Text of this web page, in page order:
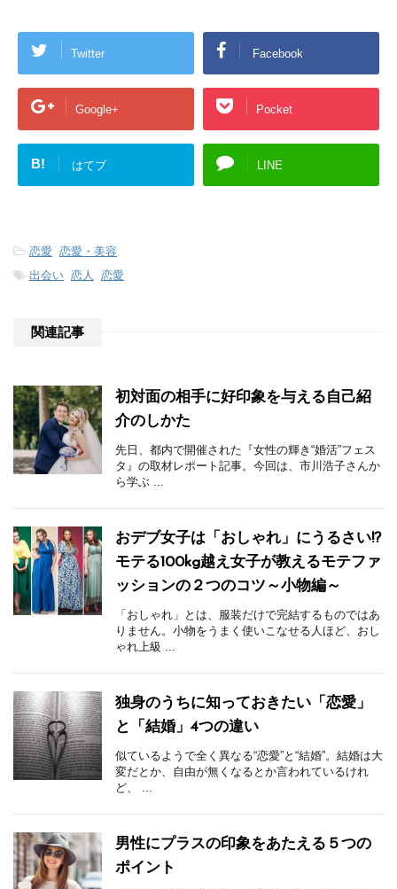
Twitter Facebook
Google+ Pocket
B! はてブ LINE
-恋愛, 恋愛・美容
-出会い, 恋人 , 恋愛
関連記事
初対面の相手に好印象を与える自己紹
介のしかた
先日、都内で開催された『女性の輝き“婚活”フェス
タ』の取材レポート記事。今回は、市川浩子さんか
ら学ぶ ...
おデブ女子は「おしゃれ」にうるさい!?
モテる100kg越え女子が教えるモテファ
ッションの２つのコツ～小物編～
「おしゃれ」とは、服装だけで完結するものではあ
りません。小物をうまく使いこなせる人ほど、おし
ゃれ上級 ...
独身のうちに知っておきたい「恋愛」
と「結婚」4つの違い
似ているようで全く異なる“恋愛”と“結婚”。結婚は大
変だとか、自由が無くなるとか言われているけれ
ど、 ...
男性にプラスの印象をあたえる５つの
ポイント